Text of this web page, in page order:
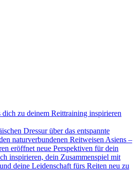
zu deinem Reittraining inspirieren
Dressur über das entspannte
naturverbundenen Reitweisen Asiens –
eröffnet neue Perspektiven für dein
inspirieren, dein Zusammenspiel mit
deine Leidenschaft fürs Reiten neu zu